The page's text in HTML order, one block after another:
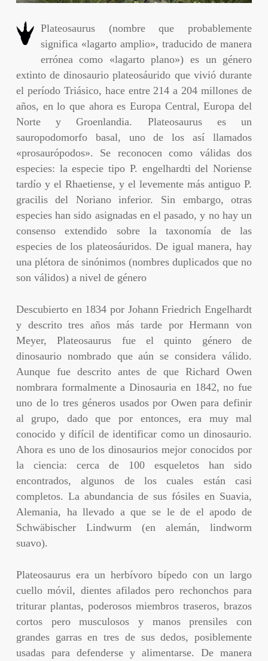
Plateosaurus (nombre que probablemente
significa «lagarto amplio», traducido de manera
errónea como «lagarto plano») es un género
extinto de dinosaurio plateosáurido que vivió durante
el período Triásico, hace entre 214 a 204 millones de
años, en lo que ahora es Europa Central, Europa del
Norte y Groenlandia. Plateosaurus es un
sauropodomorfo basal, uno de los así llamados
«prosaurópodos». Se reconocen como válidas dos
especies: la especie tipo P. engelhardti del Noriense
tardío y el Rhaetiense, y el levemente más antiguo P.
gracilis del Noriano inferior. Sin embargo, otras
especies han sido asignadas en el pasado, y no hay un
consenso extendido sobre la taxonomía de las
especies de los plateosáuridos. De igual manera, hay
una plétora de sinónimos (nombres duplicados que no
son válidos) a nivel de género
Descubierto en 1834 por Johann Friedrich Engelhardt
y descrito tres años más tarde por Hermann von
Meyer, Plateosaurus fue el quinto género de
dinosaurio nombrado que aún se considera válido.
Aunque fue descrito antes de que Richard Owen
nombrara formalmente a Dinosauria en 1842, no fue
uno de lo tres géneros usados por Owen para definir
al grupo, dado que por entonces, era muy mal
conocido y difícil de identificar como un dinosaurio.
Ahora es uno de los dinosaurios mejor conocidos por
la ciencia: cerca de 100 esqueletos han sido
encontrados, algunos de los cuales están casi
completos. La abundancia de sus fósiles en Suavia,
Alemania, ha llevado a que se le de el apodo de
Schwäbischer Lindwurm (en alemán, lindworm
suavo).
Plateosaurus era un herbívoro bípedo con un largo
cuello móvil, dientes afilados pero rechonchos para
triturar plantas, poderosos miembros traseros, brazos
cortos pero musculosos y manos prensiles con
grandes garras en tres de sus dedos, posiblemente
usadas para defenderse y alimentarse. De manera